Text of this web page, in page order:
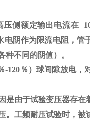
压侧额定输出电流在
电阴作为限流电阻，管
不同的阴值）。
-120 ％）球间隙放电，
由于试验变压器存
。工频耐压试验时，